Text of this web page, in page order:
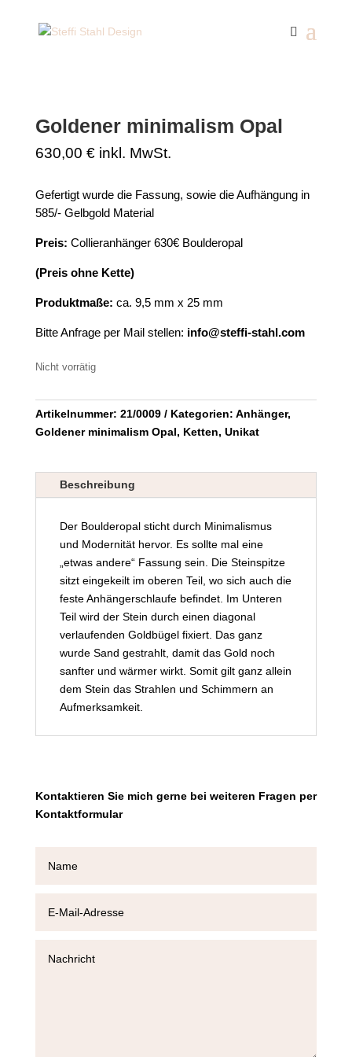
Goldener minimalism Opal
630,00 € inkl. MwSt.
Gefertigt wurde die Fassung, sowie die Aufhängung in
585/- Gelbgold Material
Preis: Collieranhänger 630€ Boulderopal
(Preis ohne Kette)
Produktmaße: ca. 9,5 mm x 25 mm
Bitte Anfrage per Mail stellen: info@steffi-stahl.com
Nicht vorrätig
Artikelnummer: 21/0009 Kategorien: Anhänger,
Goldener minimalism Opal, Ketten, Unikat
Beschreibung
Der Boulderopal sticht durch Minimalismus
und Modernität hervor. Es sollte mal eine
„etwas andere“ Fassung sein. Die Steinspitze
sitzt eingekeilt im oberen Teil, wo sich auch die
feste Anhängerschlaufe befindet. Im Unteren
Teil wird der Stein durch einen diagonal
verlaufenden Goldbügel fixiert. Das ganz
wurde Sand gestrahlt, damit das Gold noch
sanfter und wärmer wirkt. Somit gilt ganz allein
dem Stein das Strahlen und Schimmern an
Aufmerksamkeit.
Kontaktieren Sie mich gerne bei weiteren Fragen per
Kontaktformular